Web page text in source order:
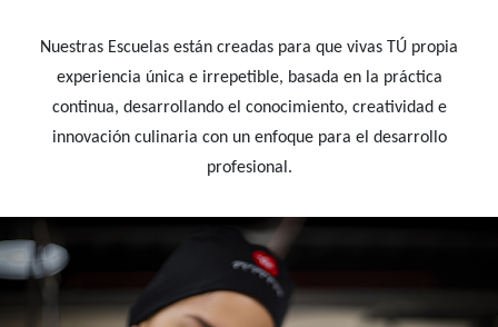
Nuestras Escuelas están creadas para que vivas TÚ propia
experiencia única e irrepetible, basada en la práctica
continua, desarrollando el conocimiento, creatividad e
innovación culinaria con un enfoque para el desarrollo
profesional.